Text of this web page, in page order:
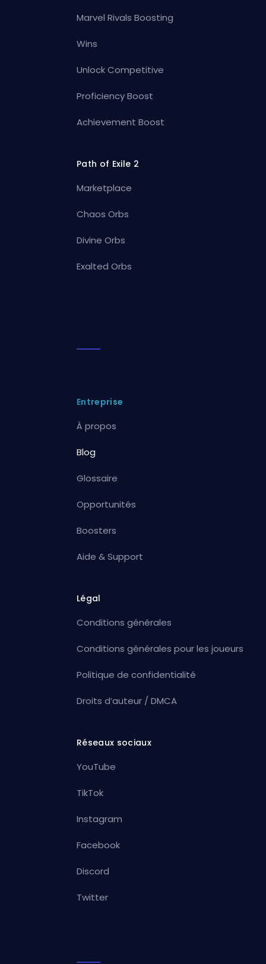
Marvel Rivals Boosting
Wins
Unlock Competitive
Proficiency Boost
Achievement Boost
Path of Exile 2
Marketplace
Chaos Orbs
Divine Orbs
Exalted Orbs
Entreprise
À propos
Blog
Glossaire
Opportunités
Boosters
Aide & Support
Légal
Conditions générales
Conditions générales pour les joueurs
Politique de confidentialité
Droits d’auteur / DMCA
Réseaux sociaux
YouTube
TikTok
Instagram
Facebook
Discord
Twitter